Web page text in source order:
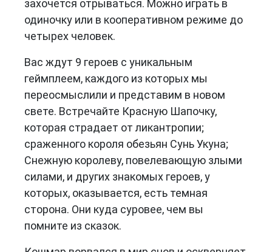
захочется отрываться. Можно играть в
одиночку или в кооперативном режиме до
четырех человек.
Вас ждут 9 героев с уникальным
геймплеем, каждого из которых мы
переосмыслили и представим в новом
свете. Встречайте Красную Шапочку,
которая страдает от ликантропии;
сраженного короля обезьян Сунь Укуна;
Снежную королеву, повелевающую злыми
силами, и других знакомых героев, у
которых, оказывается, есть темная
сторона. Они куда суровее, чем вы
помните из сказок.